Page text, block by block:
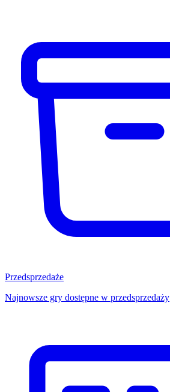
Przedsprzedaże
Najnowsze gry dostępne w przedsprzedaży